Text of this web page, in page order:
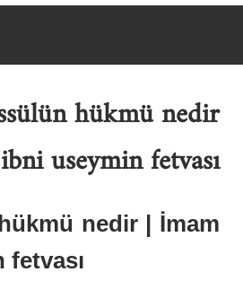
hükmü nedir
useymin fetvası
nedir | İmam